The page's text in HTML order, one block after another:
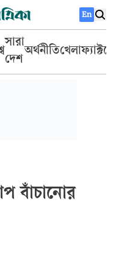
En
সারা
দেশ
অর্থনীতিখেলা
বাঁচানোর